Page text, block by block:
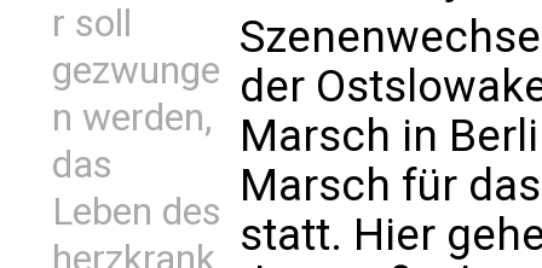
r soll
gezwunge
n werden,
das
Leben des
herzkrank
der
Marsch in
Marsch für
statt. Hier